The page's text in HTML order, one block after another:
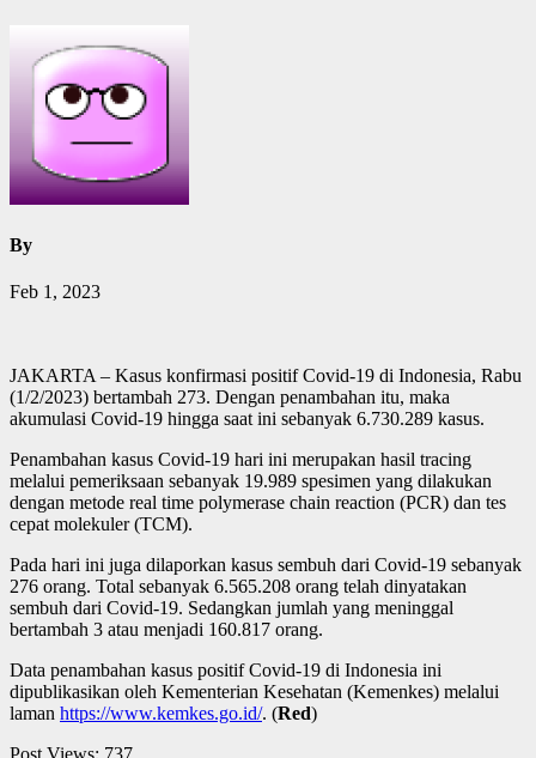
By
Feb 1, 2023
JAKARTA – Kasus konfirmasi positif Covid-19 di Indonesia, Rabu
(1/2/2023) bertambah 273. Dengan penambahan itu, maka
akumulasi Covid-19 hingga saat ini sebanyak 6.730.289 kasus.
Penambahan kasus Covid-19 hari ini merupakan hasil tracing
melalui pemeriksaan sebanyak 19.989 spesimen yang dilakukan
dengan metode real time polymerase chain reaction (PCR) dan tes
cepat molekuler (TCM).
Pada hari ini juga dilaporkan kasus sembuh dari Covid-19 sebanyak
276 orang. Total sebanyak 6.565.208 orang telah dinyatakan
sembuh dari Covid-19. Sedangkan jumlah yang meninggal
bertambah 3 atau menjadi 160.817 orang.
Data penambahan kasus positif Covid-19 di Indonesia ini
dipublikasikan oleh Kementerian Kesehatan (Kemenkes) melalui
laman https://www.kemkes.go.id/. (Red)